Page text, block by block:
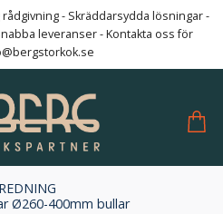
- Skräddarsydda lösningar -
leveranser - Kontakta oss för
Ø260-400mm bullar